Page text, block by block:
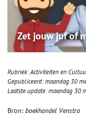
Zet jouw juf of
Rubriek:Activiteiten en
Gepubliceerd:maandag 30
Laatste update:maandag 30
Bron: boekhandel Venstra